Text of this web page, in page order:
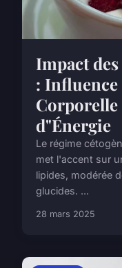
Impact
:
Corporelle
d"Énergie
Le régime
met l'accent sur
lipides, modérée
glucides. ...
28 mars 2025